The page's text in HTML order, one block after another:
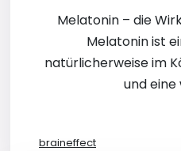
Melatonin – die
Melatonin ist
natürlicherweise im
und
braineffect